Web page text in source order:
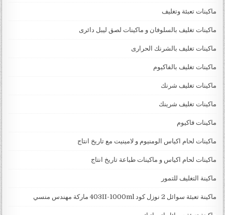
ماكينات تعبئة وتغليف
ماكينات تغليف بالسلوفان و ماكينات لصق ليبل دائرى
ماكينات تغليف بالشرنك الحرارى
ماكينات تغليف بالفاكيوم
ماكينات تغليف شرنك
ماكينات تغليف شرينك
ماكينات فاكيوم
ماكينات لحام اكياس الومنيوم و لامينيت مع تاريخ انتاج
ماكينات لحام اكياس و ماكينات طباعة تاريخ انتاج
ماكينة التغليف للتمور
ماكينة تعبئة سوائل 2 نوزل كود 403II-1000ml ماركة مهندس منسي